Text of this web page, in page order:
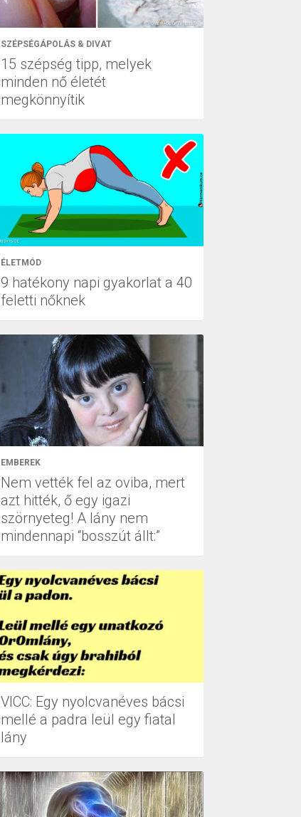
SZÉPSÉGÁPOLÁS & DIVAT
15 szépség tipp, melyek
minden nő életét
megkönnyítik
ÉLETMÓD
9 hatékony napi gyakorlat a 40
feletti nőknek
EMBEREK
Nem vették fel az oviba, mert
azt hitték, ő egy igazi
szörnyeteg! A lány nem
mindennapi “bosszút állt:”
VICC: Egy nyolcvanéves bácsi
mellé a padra leül egy fiatal
lány